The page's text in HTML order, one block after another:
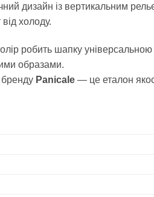
дизайн із вертикальним
холоду.
робить шапку
образами.
бренду Panicale— це еталон